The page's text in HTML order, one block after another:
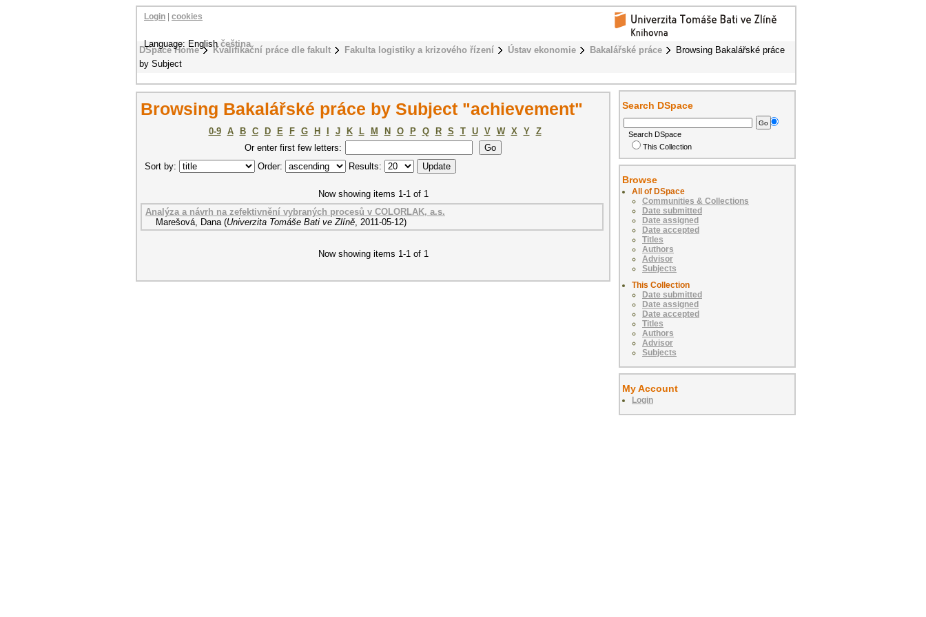
DSpace Home Kvalifikační práce dle fakult Fakulta logistiky a krizového řízení Ústav ekonomie Bakalářské práce
Browsing Bakalářské práce
by Subject
Login cookies
Language: Englishčeština
Browsing Bakalářské práce by Subject "achievement"
0-9 A B C D E F G H J K L M N O P Q R S T U V W X Y
Z
Or enter first few letters:
Sort by:
Order: Results:
Now showing items 1-1 of 1
Analýza a návrh na zefektivnění vybraných procesů v COLORLAK, a.s.
Marešová, Dana (Univerzita Tomáše Bati ve Zlíně, 2011-05-12)
Now showing items 1-1 of 1
Search DSpace
Search DSpace
This Collection
Browse
All of DSpace
Communities & Collections
Date submitted
Date assigned
Date accepted
Titles
Authors
Advisor
Subjects
This Collection
Date submitted
Date assigned
Date accepted
Titles
Authors
Advisor
Subjects
My Account
Login